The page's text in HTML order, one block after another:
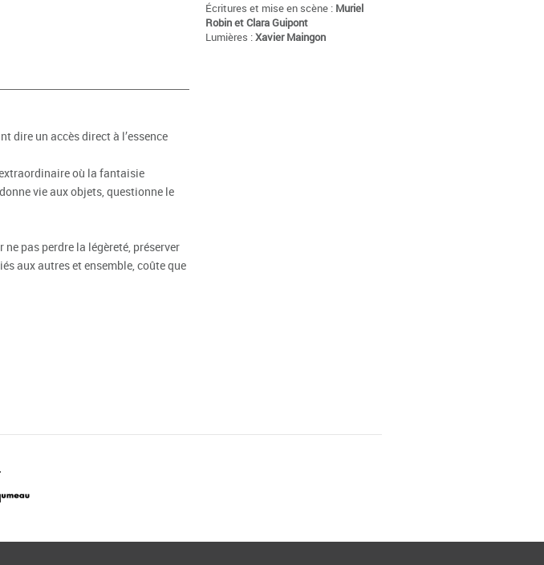
dire un accès direct à l’essence
où la fantaisie
vie aux objets, questionne le
pas perdre la légèreté, préserver
aux autres et ensemble, coûte que
Écritures et mise en scène : Muriel
Robin et Clara Guipont
Lumières :Xavier Maingon